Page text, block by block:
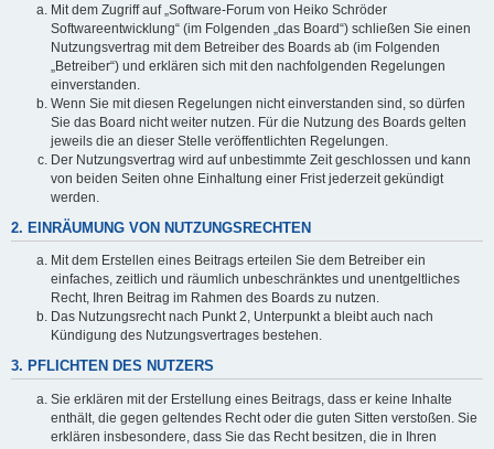
Mit dem Zugriff auf „Software-Forum von Heiko Schröder
Softwareentwicklung“ (im Folgenden „das Board“) schließen Sie einen
Nutzungsvertrag mit dem Betreiber des Boards ab (im Folgenden
„Betreiber“) und erklären sich mit den nachfolgenden Regelungen
einverstanden.
Wenn Sie mit diesen Regelungen nicht einverstanden sind, so dürfen
Sie das Board nicht weiter nutzen. Für die Nutzung des Boards gelten
jeweils die an dieser Stelle veröffentlichten Regelungen.
Der Nutzungsvertrag wird auf unbestimmte Zeit geschlossen und kann
von beiden Seiten ohne Einhaltung einer Frist jederzeit gekündigt
werden.
2. EINRÄUMUNG VON NUTZUNGSRECHTEN
Mit dem Erstellen eines Beitrags erteilen Sie dem Betreiber ein
einfaches, zeitlich und räumlich unbeschränktes und unentgeltliches
Recht, Ihren Beitrag im Rahmen des Boards zu nutzen.
Das Nutzungsrecht nach Punkt 2, Unterpunkt a bleibt auch nach
Kündigung des Nutzungsvertrages bestehen.
3. PFLICHTEN DES NUTZERS
Sie erklären mit der Erstellung eines Beitrags, dass er keine Inhalte
enthält, die gegen geltendes Recht oder die guten Sitten verstoßen. Sie
erklären insbesondere, dass Sie das Recht besitzen, die in Ihren